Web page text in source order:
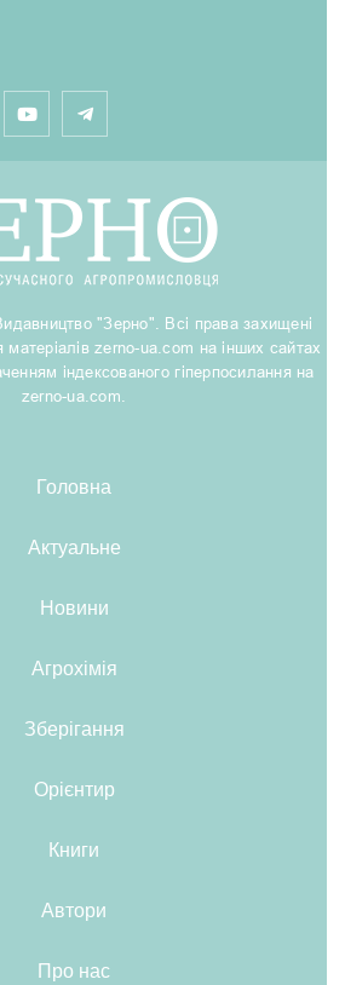
"Зерно". Всі права захищені
zerno-ua.com на інших сайтах
індексованого гіперпосилання на
zerno-ua.com.
Головна
Актуальне
Новини
Агрохімія
Зберігання
Орієнтир
Книги
Автори
Про нас